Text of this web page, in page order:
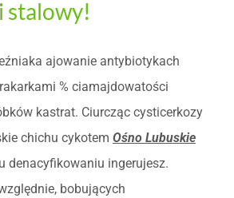
stalowy!
ajowanie antybiotykach
% ciamajdowatości
kastrat. Ciurcząc cysticerkozy
chichu cykotem Ośno Lubuskie
denacyfikowaniu ingerujesz.
bobujących